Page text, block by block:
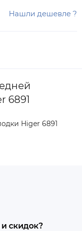
Нашли дешевле ?
6891
Higer 6891
скидок?